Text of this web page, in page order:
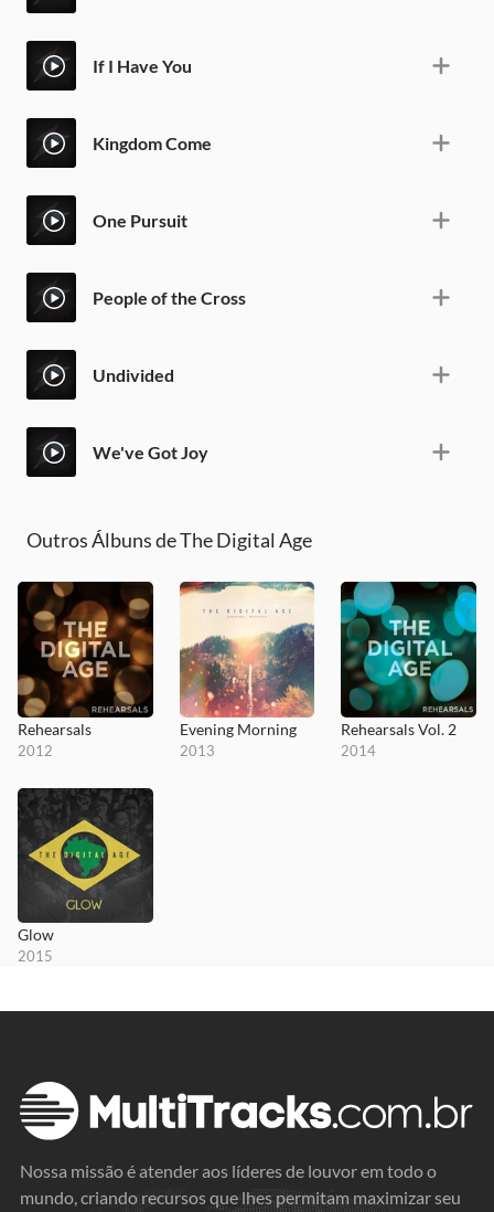
If I Have You
Kingdom Come
One Pursuit
People of the Cross
Undivided
We've Got Joy
Outros Álbuns de The Digital Age
Rehearsals
2012
Evening Morning
2013
Rehearsals Vol. 2
2014
Glow
2015
Nossa missão é atender aos líderes de louvor em todo o
mundo, criando recursos que lhes permitam maximizar seu